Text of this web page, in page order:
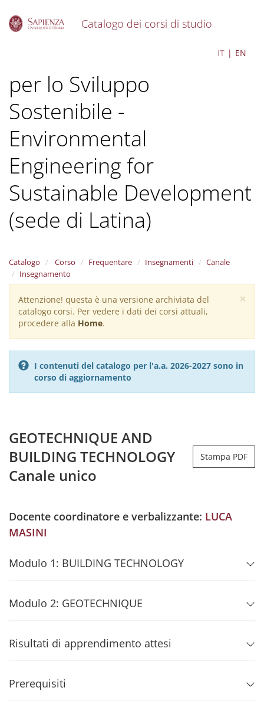
Catalogo dei corsi di studio
IT EN
Ingegneria dell'Ambiente
per lo Sviluppo
Sostenibile -
Environmental
Engineering for
Sustainable Development
(sede di Latina)
Catalogo Corso Frequentare Insegnamenti
Canale
Insegnamento
×
Warning
message
Attenzione! questa è una versione archiviata del
catalogo corsi. Per vedere i dati dei corsi attuali,
procedere alla Home.
I contenuti del catalogo per l'a.a. 2026-2027 sono in
corso di aggiornamento
GEOTECHNIQUE AND
BUILDING TECHNOLOGY
Canale unico
Stampa PDF
Docente coordinatore e verbalizzante: LUCA
MASINI
Modulo 1: BUILDING TECHNOLOGY
Modulo 2: GEOTECHNIQUE
Risultati di apprendimento attesi
Prerequisiti